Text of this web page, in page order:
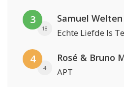
3
18
Samuel Welten
Echte Liefde Is
4
4
Rosé & Bruno
APT